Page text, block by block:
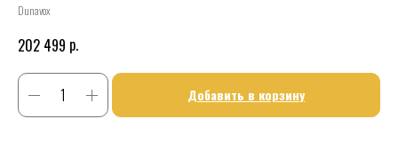
Dunavox
202 499 р.
Добавить в корзину